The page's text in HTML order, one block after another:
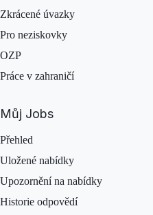
Zkrácené úvazky
Pro neziskovky
OZP
Práce v zahraničí
Můj Jobs
Přehled
Uložené nabídky
Upozornění na nabídky
Historie odpovědí